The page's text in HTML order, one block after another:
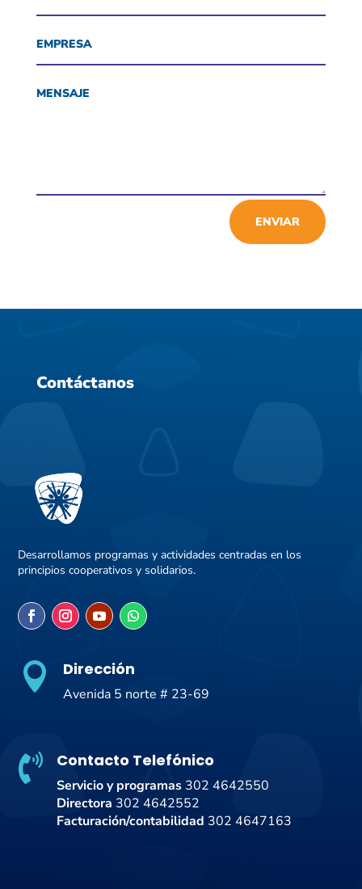
ENVIAR
Contáctanos
Desarrollamos programas y actividades centradas en los
principios cooperativos y solidarios.
 Dirección
Avenida 5 norte # 23-69
 Contacto Telefónico
Servicio y programas302 4642550
Directora 302 4642552
Facturación/contabilidad 302 4647163